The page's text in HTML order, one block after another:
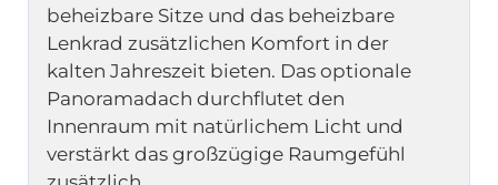
beheizbare Sitze und das beheizbare
Lenkrad zusätzlichen Komfort in der
kalten Jahreszeit bieten. Das optionale
Panoramadach durchflutet den
Innenraum mit natürlichem Licht und
verstärkt das großzügige Raumgefühl